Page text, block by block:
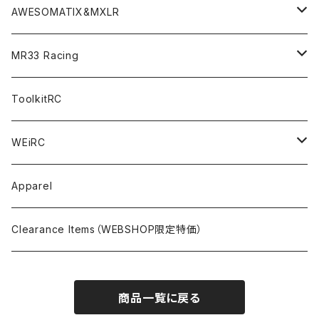
TA08
TA08R
Option Parts For XRAY T4
Option Parts For YOKOMO BD9
Option Parts For YOKOMO BD8
Accessories
Discontinued Products
Option Parts For A800R
CRESR RS120
CREST Modi Motor
Special Set（ZEROTRIBEオリジナル）
M-Chassis（1/10 W/B210-225mm）
F1（1/10）
Awesomatix
A800MMX
A800R
XRAY
X4
X4F
Accessories
YOKOMO
BD12
BD11
MUGEN
MTC2
SANWA
Schumacher
Pit Accessories
Radio Accessories
Option Parts
Electronics
Tire Cleaner/Additive
F1ULTRA
RUBBER TIRES＆WHEEL
Decoder
Transponder
Accessories
AWESOMATIX&MXLR
A800R（KIT＆Spare & Optional）
A12（KIT＆Spare & Optional）
MR33 Racing
Chemicals＜ケミカル＞
Shock Oil＜ショックオイル＞
Diff Oil＜デフオイル＞
Ball Bearing Oil＜ボールベアリングオイル＞
Tires＜タイヤ関連＞
Additive＜グリップ剤＞
Glue＜瞬間接着剤＞
1/12 Racing＜1/12レーシングタイヤ用＞
OptionParts＜オプションパーツ＞
AWESOMATIX A800R＜A800R用オプション＞
Accessories＜アクセサリー＞
Pinions/Spur Gears＜ピニオン/スパーギア＞
Tools＜ドライバー他＞
Batteries＜バッテリー（バッグ,コネクター類含）＞
ToolkitRC
WEiRC
Spring Steel Chassis
DLC Black Spring Steel Chassis
Apparel
Clearance Items（WEBSHOP限定特価）
商品一覧に戻る